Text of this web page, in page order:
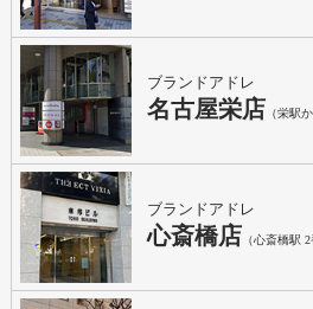
ブランドアドレ
名古屋栄店 （栄駅
ブランドアドレ
心斎橋店 （心斎橋駅